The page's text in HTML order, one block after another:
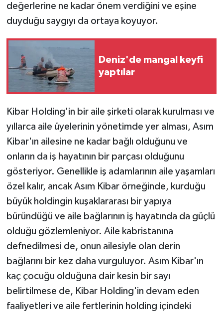
değerlerine ne kadar önem verdiğini ve eşine
duyduğu saygıyı da ortaya koyuyor.
Deniz'de mangal keyfi
yaptılar
Kibar Holding'in bir aile şirketi olarak kurulması ve
yıllarca aile üyelerinin yönetimde yer alması, Asım
Kibar'ın ailesine ne kadar bağlı olduğunu ve
onların da iş hayatının bir parçası olduğunu
gösteriyor. Genellikle iş adamlarının aile yaşamları
özel kalır, ancak Asım Kibar örneğinde, kurduğu
büyük holdingin kuşaklararası bir yapıya
büründüğü ve aile bağlarının iş hayatında da güçlü
olduğu gözlemleniyor. Aile kabristanına
defnedilmesi de, onun ailesiyle olan derin
bağlarını bir kez daha vurguluyor. Asım Kibar'ın
kaç çocuğu olduğuna dair kesin bir sayı
belirtilmese de, Kibar Holding'in devam eden
faaliyetleri ve aile fertlerinin holding içindeki